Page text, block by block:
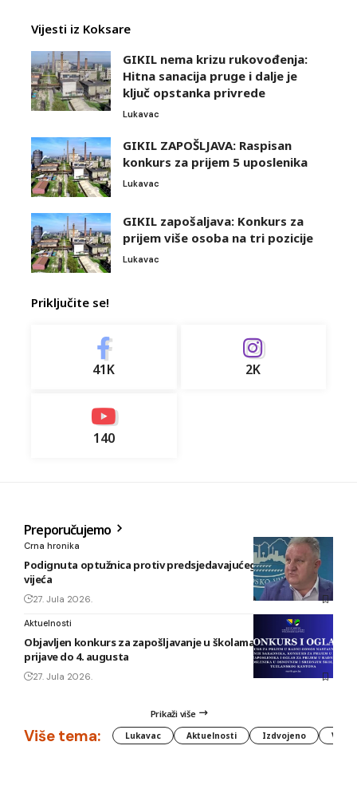
Vijesti iz Koksare
GIKIL nema krizu rukovođenja:
Hitna sanacija pruge i dalje je
ključ opstanka privrede
Lukavac
GIKIL ZAPOŠLJAVA: Raspisan
konkurs za prijem 5 uposlenika
Lukavac
GIKIL zapošaljava: Konkurs za
prijem više osoba na tri pozicije
Lukavac
Priključite se!
41K 2K
140
Preporučujemo
Crna hronika
Podignuta optužnica protiv predsjedavajućeg Gradskog
vijeća
27. Jula 2026.
Aktuelnosti
Objavljen konkurs za zapošljavanje u školama TK: Rok za
prijave do 4. augusta
27. Jula 2026.
Prikaži više
Više tema: Lukavac Aktuelnosti Izdvojeno